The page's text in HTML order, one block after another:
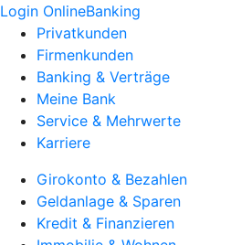
Login OnlineBanking
Privatkunden
Firmenkunden
Banking & Verträge
Meine Bank
Service & Mehrwerte
Karriere
Girokonto & Bezahlen
Geldanlage & Sparen
Kredit & Finanzieren